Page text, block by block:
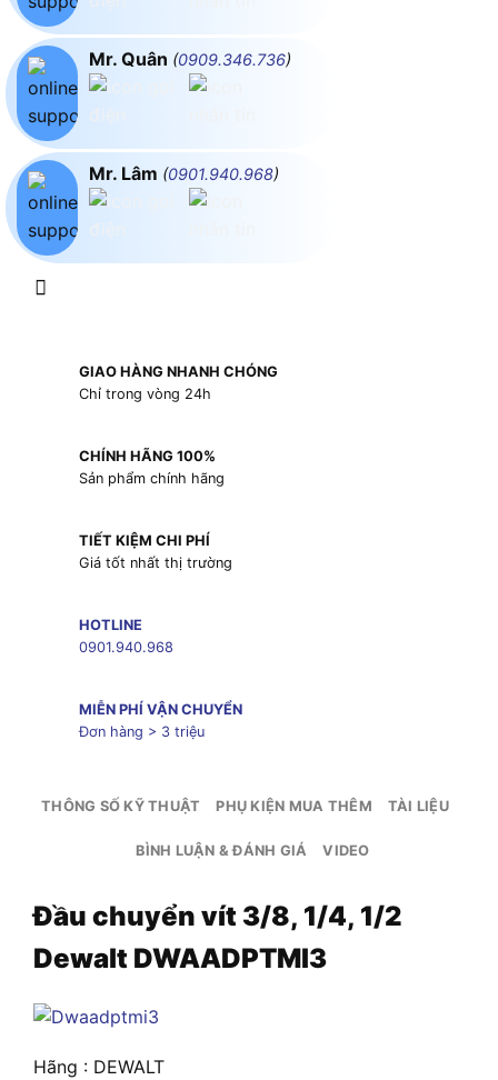
Mr. Quân (0909.346.736)
Mr. Lâm (0901.940.968)
GIAO HÀNG NHANH CHÓNG
Chỉ trong vòng 24h
CHÍNH HÃNG 100%
Sản phẩm chính hãng
TIẾT KIỆM CHI PHÍ
Giá tốt nhất thị trường
HOTLINE
0901.940.968
MIỄN PHÍ VẬN CHUYỂN
Đơn hàng > 3 triệu
THÔNG SỐ KỸ THUẬT PHỤ KIỆN MUA THÊM TÀI LIỆU
BÌNH LUẬN & ĐÁNH GIÁ VIDEO
Đầu chuyển vít 3/8, 1/4, 1/2
Dewalt DWAADPTMI3
Hãng : DEWALT